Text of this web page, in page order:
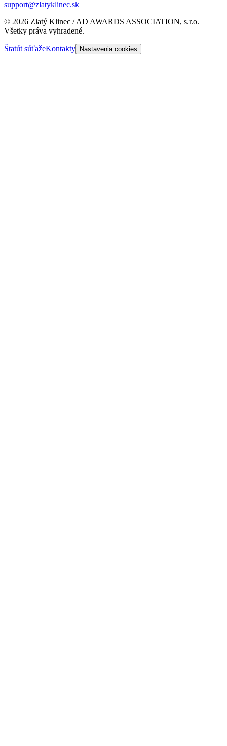
support@zlatyklinec.sk
© 2026 Zlatý Klinec / AD AWARDS ASSOCIATION, s.r.o.
Všetky práva vyhradené.
Štatút súťažeKontakty Nastavenia cookies